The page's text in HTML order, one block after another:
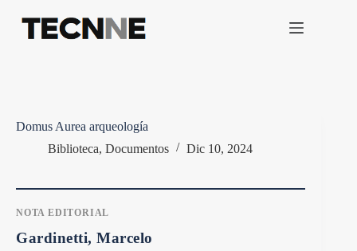
contenido
Domus Aurea arqueología
Biblioteca, Documentos Dic 10, 2024
NOTA EDITORIAL
Gardinetti, Marcelo